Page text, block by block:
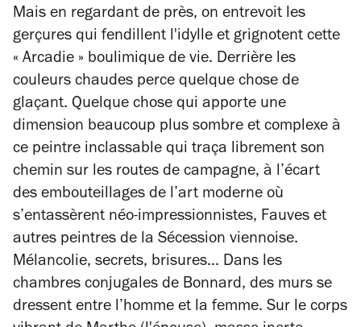
Mais en regardant de près, on entrevoit les
gerçures qui fendillent l'idylle et grignotent cette
« Arcadie » boulimique de vie. Derrière les
couleurs chaudes perce quelque chose de
glaçant. Quelque chose qui apporte une
dimension beaucoup plus sombre et complexe à
ce peintre inclassable qui traça librement son
chemin sur les routes de campagne, à l’écart
des embouteillages de l’art moderne où
s’entassèrent néo-impressionnistes, Fauves et
autres peintres de la Sécession viennoise.
Mélancolie, secrets, brisures... Dans les
chambres conjugales de Bonnard, des murs se
dressent entre l’homme et la femme. Sur le corps